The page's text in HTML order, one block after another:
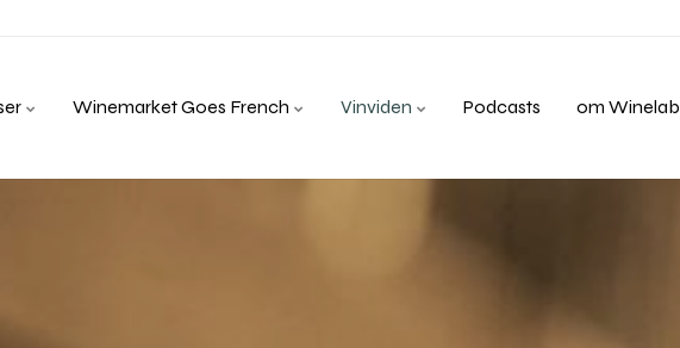
Winemarket Goes French Vinviden Podcasts om Winelab